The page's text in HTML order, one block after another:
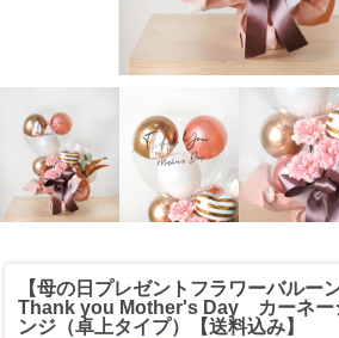
【母の日プレゼントフラワーバルーン
Thank you Mother's Day カーネー
ンジ（卓上タイプ）【送料込み】